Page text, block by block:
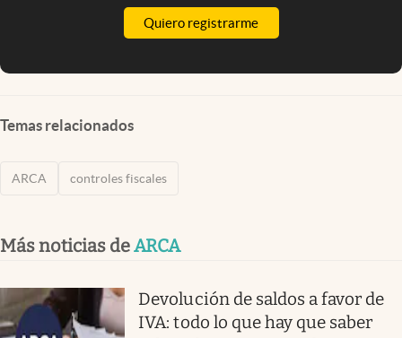
Quiero registrarme
Temas relacionados
ARCA controles fiscales
Más noticias deARCA
Devolución de saldos a favor de
IVA: todo lo que hay que saber